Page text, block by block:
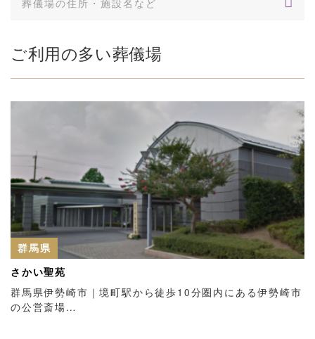
ご利用の多い葬儀場
群馬県
さかい聖苑
群馬県伊勢崎市｜境町駅から徒歩10分圏内にある伊勢崎市
の公営斎場…